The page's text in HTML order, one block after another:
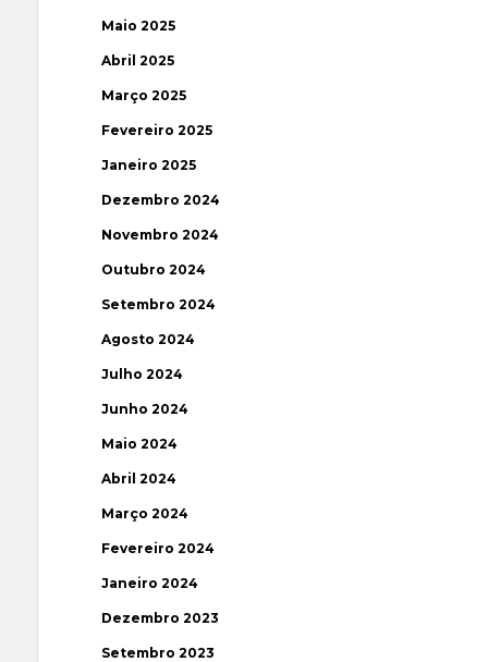
Maio 2025
Abril 2025
Março 2025
Fevereiro 2025
Janeiro 2025
Dezembro 2024
Novembro 2024
Outubro 2024
Setembro 2024
Agosto 2024
Julho 2024
Junho 2024
Maio 2024
Abril 2024
Março 2024
Fevereiro 2024
Janeiro 2024
Dezembro 2023
Setembro 2023